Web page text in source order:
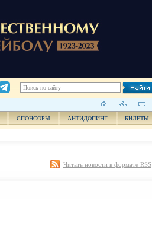
СПОНСОРЫ АНТИДОПИНГ БИЛЕТЫ
Читать новости в формате RSS